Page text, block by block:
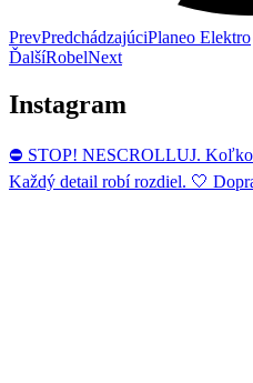
PrevPredchádzajúciPlaneo Elektro
ĎalšíRobelNext
Instagram
⛔ STOP! NESCROLLUJ.
Každý detail robí rozdiel. 🤍